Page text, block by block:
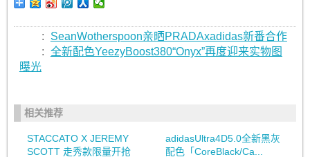
:
SeanWotherspoon亲晒PRADAxadidas新番合作
: 全新配色YeezyBoost380“Onyx”再度迎来实物图
曝光
相关推荐
STACCATO X JEREMY
SCOTT 走秀款限量开抢
adidasUltra4D5.0全新黑灰
配色「CoreBlack/Ca...